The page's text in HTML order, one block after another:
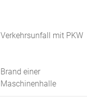
Verkehrsunfall mit PKW
Brand einer
Maschinenhalle